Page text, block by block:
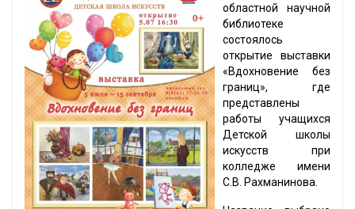
областной научной
библиотеке
состоялось
открытие выставки
«Вдохновение без
границ», где
представлены
работы учащихся
Детской школы
искусств при
колледже имени
С.В. Рахманинова.